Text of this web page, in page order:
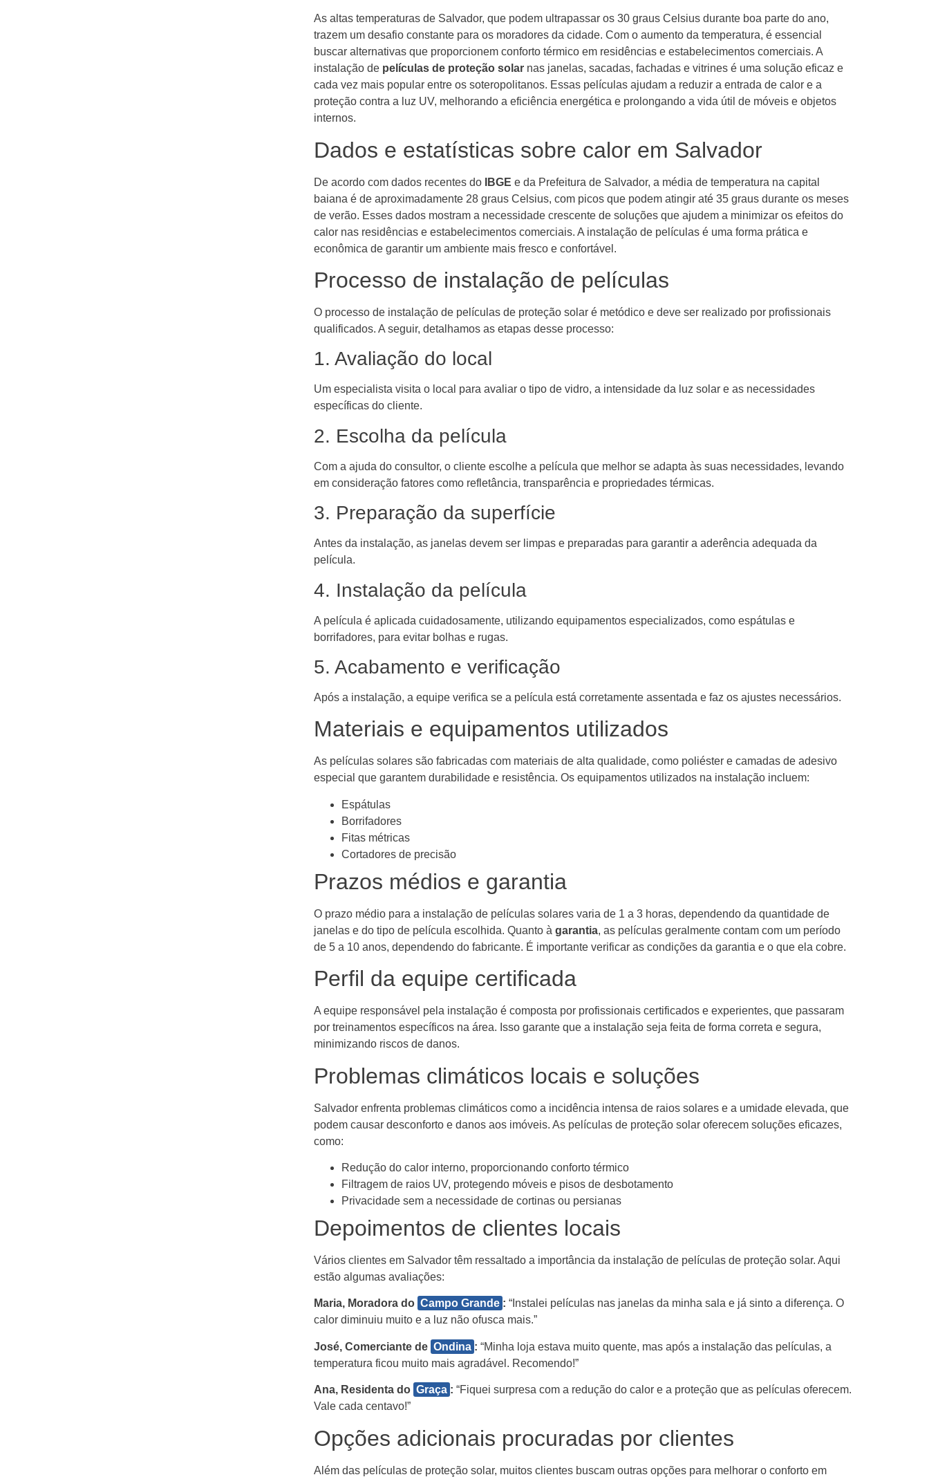
As altas temperaturas de Salvador, que podem ultrapassar os 30 graus Celsius durante boa parte do ano,
trazem um desafio constante para os moradores da cidade. Com o aumento da temperatura, é essencial
buscar alternativas que proporcionem conforto térmico em residências e estabelecimentos comerciais. A
instalação de películas de proteção solar nas janelas, sacadas, fachadas e vitrines é uma solução eficaz e
cada vez mais popular entre os soteropolitanos. Essas películas ajudam a reduzir a entrada de calor e a
proteção contra a luz UV, melhorando a eficiência energética e prolongando a vida útil de móveis e objetos
internos.
Dados e estatísticas sobre calor em Salvador
De acordo com dados recentes do IBGE e da Prefeitura de Salvador, a média de temperatura na capital
baiana é de aproximadamente 28 graus Celsius, com picos que podem atingir até 35 graus durante os meses
de verão. Esses dados mostram a necessidade crescente de soluções que ajudem a minimizar os efeitos do
calor nas residências e estabelecimentos comerciais. A instalação de películas é uma forma prática e
econômica de garantir um ambiente mais fresco e confortável.
Processo de instalação de películas
O processo de instalação de películas de proteção solar é metódico e deve ser realizado por profissionais
qualificados. A seguir, detalhamos as etapas desse processo:
1. Avaliação do local
Um especialista visita o local para avaliar o tipo de vidro, a intensidade da luz solar e as necessidades
específicas do cliente.
2. Escolha da película
Com a ajuda do consultor, o cliente escolhe a película que melhor se adapta às suas necessidades, levando
em consideração fatores como refletância, transparência e propriedades térmicas.
3. Preparação da superfície
Antes da instalação, as janelas devem ser limpas e preparadas para garantir a aderência adequada da
película.
4. Instalação da película
A película é aplicada cuidadosamente, utilizando equipamentos especializados, como espátulas e
borrifadores, para evitar bolhas e rugas.
5. Acabamento e verificação
Após a instalação, a equipe verifica se a película está corretamente assentada e faz os ajustes necessários.
Materiais e equipamentos utilizados
As películas solares são fabricadas com materiais de alta qualidade, como poliéster e camadas de adesivo
especial que garantem durabilidade e resistência. Os equipamentos utilizados na instalação incluem:
Espátulas
Borrifadores
Fitas métricas
Cortadores de precisão
Prazos médios e garantia
O prazo médio para a instalação de películas solares varia de 1 a 3 horas, dependendo da quantidade de
janelas e do tipo de película escolhida. Quanto à garantia, as películas geralmente contam com um período
de 5 a 10 anos, dependendo do fabricante. É importante verificar as condições da garantia e o que ela cobre.
Perfil da equipe certificada
A equipe responsável pela instalação é composta por profissionais certificados e experientes, que passaram
por treinamentos específicos na área. Isso garante que a instalação seja feita de forma correta e segura,
minimizando riscos de danos.
Problemas climáticos locais e soluções
Salvador enfrenta problemas climáticos como a incidência intensa de raios solares e a umidade elevada, que
podem causar desconforto e danos aos imóveis. As películas de proteção solar oferecem soluções eficazes,
como:
Redução do calor interno, proporcionando conforto térmico
Filtragem de raios UV, protegendo móveis e pisos de desbotamento
Privacidade sem a necessidade de cortinas ou persianas
Depoimentos de clientes locais
Vários clientes em Salvador têm ressaltado a importância da instalação de películas de proteção solar. Aqui
estão algumas avaliações:
Maria, Moradora do Campo Grande : “Instalei películas nas janelas da minha sala e já sinto a diferença. O
calor diminuiu muito e a luz não ofusca mais.”
José, Comerciante de Ondina : “Minha loja estava muito quente, mas após a instalação das películas, a
temperatura ficou muito mais agradável. Recomendo!”
Ana, Residenta do Graça : “Fiquei surpresa com a redução do calor e a proteção que as películas oferecem.
Vale cada centavo!”
Opções adicionais procuradas por clientes
Além das películas de proteção solar, muitos clientes buscam outras opções para melhorar o conforto em